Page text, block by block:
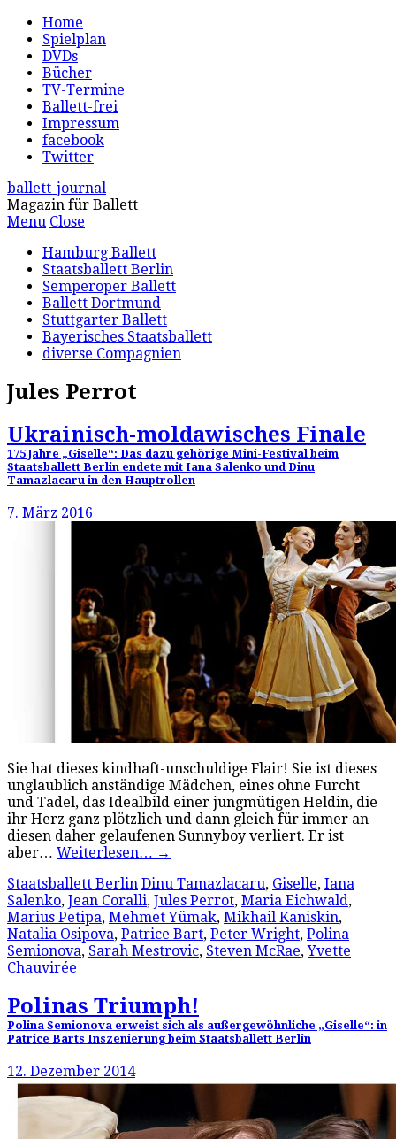
Home
Spielplan
DVDs
Bücher
TV-Termine
Ballett-frei
Impressum
facebook
Twitter
ballett-journal
Magazin für Ballett
Menu Close
Hamburg Ballett
Staatsballett Berlin
Semperoper Ballett
Ballett Dortmund
Stuttgarter Ballett
Bayerisches Staatsballett
diverse Compagnien
Jules Perrot
Ukrainisch-moldawisches Finale
175 Jahre „Giselle“: Das dazu gehörige Mini-Festival beim
Staatsballett Berlin endete mit Iana Salenko und Dinu
Tamazlacaru in den Hauptrollen
7. März 2016
Sie hat dieses kindhaft-unschuldige Flair! Sie ist dieses
unglaublich anständige Mädchen, eines ohne Furcht
und Tadel, das Idealbild einer jungmütigen Heldin, die
ihr Herz ganz plötzlich und dann gleich für immer an
diesen daher gelaufenen Sunnyboy verliert. Er ist
aber… Weiterlesen… →
Staatsballett Berlin Dinu Tamazlacaru, Giselle, Iana
Salenko, Jean Coralli, Jules Perrot, Maria Eichwald,
Marius Petipa, Mehmet Yümak, Mikhail Kaniskin,
Natalia Osipova, Patrice Bart, Peter Wright, Polina
Semionova, Sarah Mestrovic, Steven McRae,Yvette
Chauvirée
Polinas Triumph!
Polina Semionova erweist sich als außergewöhnliche „Giselle“: in
Patrice Barts Inszenierung beim Staatsballett Berlin
12. Dezember 2014